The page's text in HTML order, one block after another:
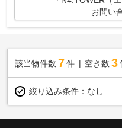
お問い
該当物件数 7件 空き数 3
絞り込み条件： なし